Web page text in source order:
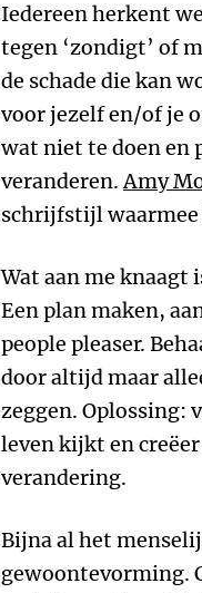
Iedereen herkent
tegen ‘zondigt’ of
de schade die kan
voor jezelf en/of je
wat niet te doen en
veranderen.Amy
schrijfstijl waarmee
Wat aan me knaagt
Een plan maken,
people pleaser.
door altijd maar
zeggen. Oplossing:
leven kijkt en
verandering.
Bijna al het
gewoontevorming.